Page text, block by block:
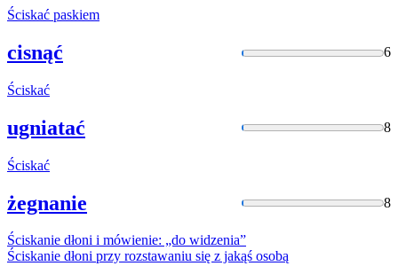
Ściskać paskiem
cisnąć 6
Ściskać
ugniatać 8
Ściskać
żegnanie 8
Ściskanie dłoni i mówienie: „do widzenia”
Ściskanie dłoni przy rozstawaniu się z jakąś osobą